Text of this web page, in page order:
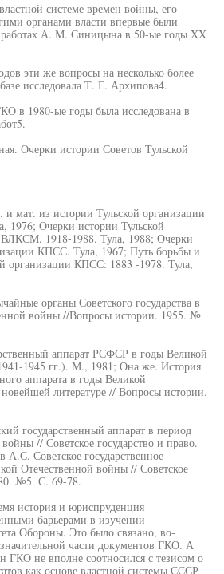
системе времен войны, его
органами власти впервые были
работах А. М. Синицына в 50-ые годы XX
эти же вопросы на несколько более
исследовала Т. Г. Архипова4.
в 1980-ые годы была исследована в
Очерки истории Советов Тульской
мат. из истории Тульской организации
Очерки истории Тульской
ВЛКСМ. 1918-1988. Тула, 1988; Очерки
КПСС. Тула, 1967; Путь борьбы и
организации КПСС: 1883 -1978. Тула,
органы Советского государства в
войны //Вопросы истории. 1955. №
аппарат РСФСР в годы Великой
1945 гг.). М., 1981; Она же. История
аппарата в годы Великой
литературе // Вопросы истории.
государственный аппарат в период
// Советское государство и право.
Советское государственное
Отечественной войны // Советское
№5. С. 69-78.
история и юриспруденция
барьерами в изучении
Обороны. Это было связано, во-
части документов ГКО. А
ГКО не вполне соотносился с тезисом о
как основе властной системы СССР -